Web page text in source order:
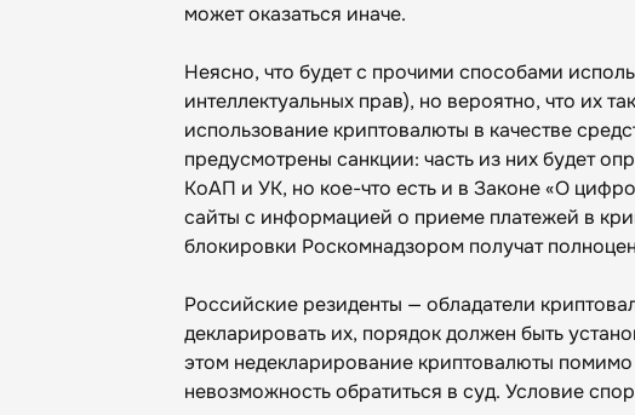
может оказаться иначе.
Неясно, что будет с прочими способами
интеллектуальных прав), но вероятно, что их
использование криптовалюты в качестве
предусмотрены санкции: часть из них будет
КоАП и УК, но кое-что есть и в Законе «О
сайты с информацией о приеме платежей в
блокировки Роскомнадзором получат
Российские резиденты — обладатели
декларировать их, порядок должен быть
этом недекларирование криптовалюты
невозможность обратиться в суд. Условие